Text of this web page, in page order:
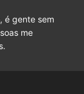
é gente sem
me